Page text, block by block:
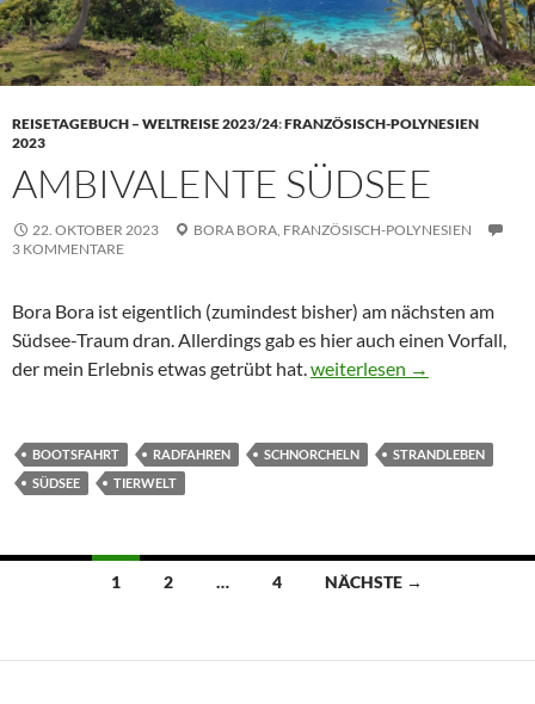
REISETAGEBUCH – WELTREISE 2023/24:FRANZÖSISCH-POLYNESIEN
2023
AMBIVALENTE SÜDSEE
22. OKTOBER 2023 BORA BORA, FRANZÖSISCH-POLYNESIEN
3 KOMMENTARE
Bora Bora ist eigentlich (zumindest bisher) am nächsten am
Südsee-Traum dran. Allerdings gab es hier auch einen Vorfall,
der mein Erlebnis etwas getrübt hat.Ambivalente Südsee
weiterlesen →
BOOTSFAHRT RADFAHREN SCHNORCHELN
STRANDLEBEN
SÜDSEE
TIERWELT
Beitragsnavigation
1 2 … 4 NÄCHSTE →